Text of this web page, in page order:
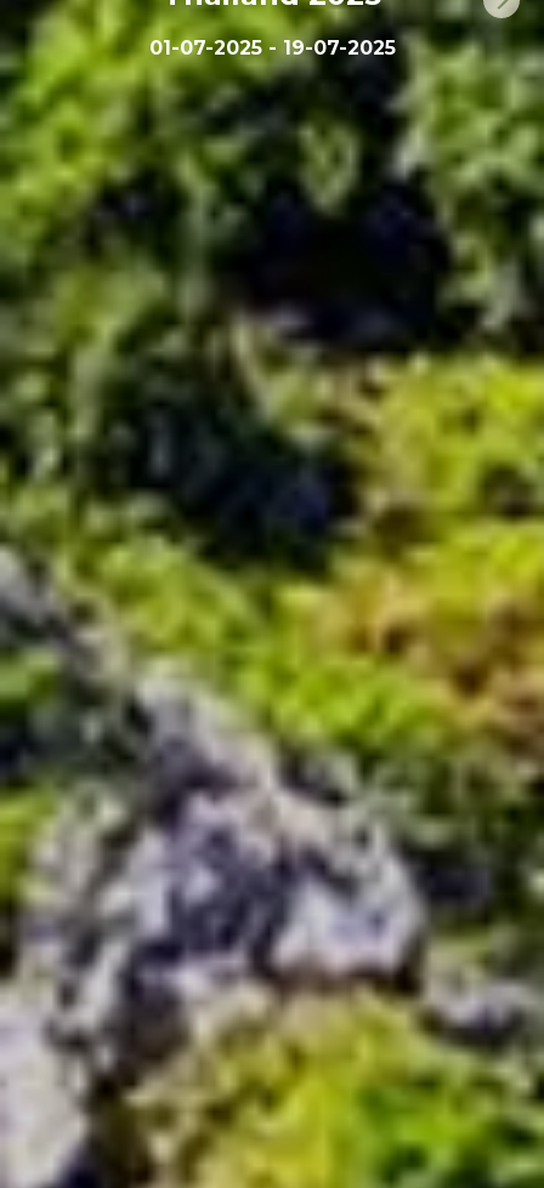
01-07-2025 - 19-07-2025